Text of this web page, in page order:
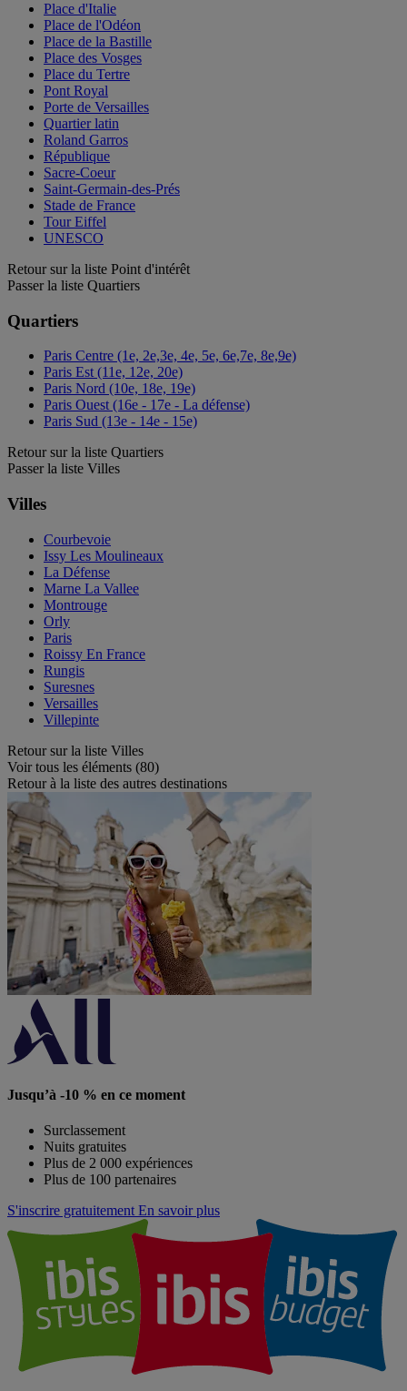
Place d'Italie
Place de l'Odéon
Place de la Bastille
Place des Vosges
Place du Tertre
Pont Royal
Porte de Versailles
Quartier latin
Roland Garros
République
Sacre-Coeur
Saint-Germain-des-Prés
Stade de France
Tour Eiffel
UNESCO
Retour sur la liste Point d'intérêt
Passer la liste Quartiers
Quartiers
Paris Centre (1e, 2e,3e, 4e, 5e, 6e,7e, 8e,9e)
Paris Est (11e, 12e, 20e)
Paris Nord (10e, 18e, 19e)
Paris Ouest (16e - 17e - La défense)
Paris Sud (13e - 14e - 15e)
Retour sur la liste Quartiers
Passer la liste Villes
Villes
Courbevoie
Issy Les Moulineaux
La Défense
Marne La Vallee
Montrouge
Orly
Paris
Roissy En France
Rungis
Suresnes
Versailles
Villepinte
Retour sur la liste Villes
Voir tous les éléments (80)
Retour à la liste des autres destinations
Jusqu’à -10 % en ce moment
Surclassement
Nuits gratuites
Plus de 2 000 expériences
Plus de 100 partenaires
S'inscrire gratuitement En savoir plus